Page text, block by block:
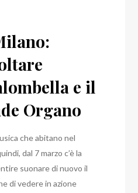
e il
Organo
che abitano nel
dal 7 marzo c’è la
suonare di nuovo il
di vedere in azione